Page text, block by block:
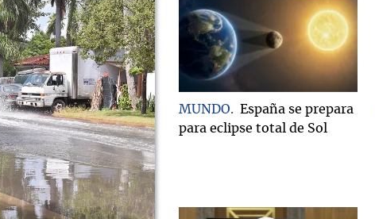
MUNDO
España se prepara
para eclipse total de Sol